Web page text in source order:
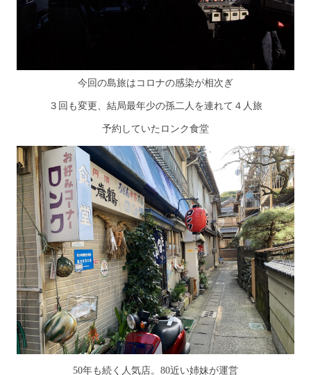
今回の島旅はコロナの感染が相次ぎ
３回も変更、結局最年少の孫二人を連れて４人旅
予約していたロンク食堂
50年も続く人気店。80近い姉妹が運営